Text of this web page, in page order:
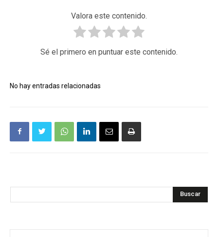
Valora este contenido.
Sé el primero en puntuar este contenido.
No hay entradas relacionadas
Buscar